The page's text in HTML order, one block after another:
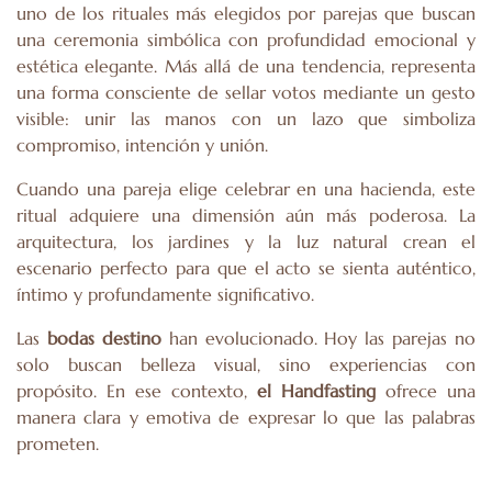
uno de los rituales más elegidos por parejas que buscan
una ceremonia simbólica con profundidad emocional y
estética elegante. Más allá de una tendencia, representa
una forma consciente de sellar votos mediante un gesto
visible: unir las manos con un lazo que simboliza
compromiso, intención y unión.
Cuando una pareja elige celebrar en una hacienda, este
ritual adquiere una dimensión aún más poderosa. La
arquitectura, los jardines y la luz natural crean el
escenario perfecto para que el acto se sienta auténtico,
íntimo y profundamente significativo.
Las bodas destinohan evolucionado. Hoy las parejas no
solo buscan belleza visual, sino experiencias con
propósito. En ese contexto, el Handfasting ofrece una
manera clara y emotiva de expresar lo que las palabras
prometen.